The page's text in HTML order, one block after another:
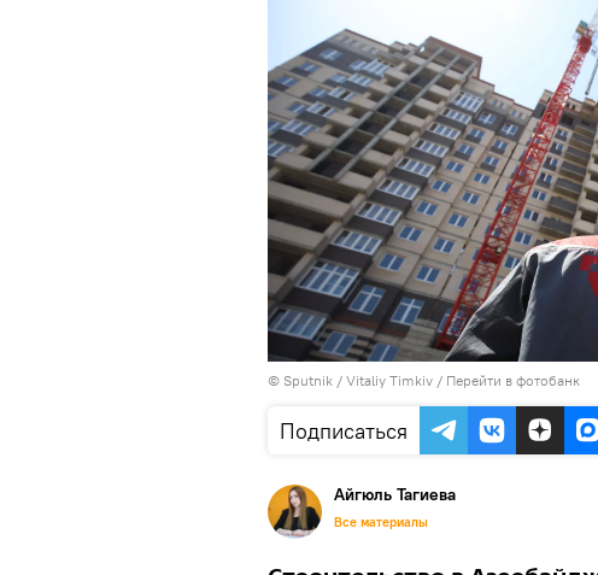
© Sputnik / Vitaliy Timkiv / Перейти в фотобанк
Подписаться
Айгюль Тагиева
Все материалы